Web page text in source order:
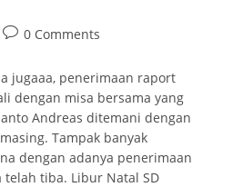
0 Comments
jugaaa, penerimaan raport
dengan misa bersama yang
Andreas ditemani dengan
Tampak banyak
dengan adanya penerimaan
tiba. Libur Natal SD